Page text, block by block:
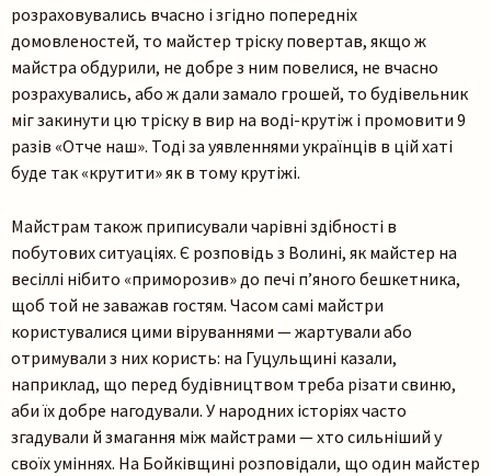
розраховувались вчасно і згідно попередніх
домовленостей, то майстер тріску повертав, якщо ж
майстра обдурили, не добре з ним повелися, не вчасно
розрахувались, або ж дали замало грошей, то будівельник
міг закинути цю тріску в вир на воді-крутіж і промовити 9
разів «Отче наш». Тоді за уявленнями українців в цій хаті
буде так «крутити» як в тому крутіжі.
Майстрам також приписували чарівні здібності в
побутових ситуаціях. Є розповідь з Волині, як майстер на
весіллі нібито «приморозив» до печі п’яного бешкетника,
щоб той не заважав гостям. Часом самі майстри
користувалися цими віруваннями — жартували або
отримували з них користь: на Гуцульщині казали,
наприклад, що перед будівництвом треба різати свиню,
аби їх добре нагодували. У народних історіях часто
згадували й змагання між майстрами — хто сильніший у
своїх уміннях. На Бойківщині розповідали, що один майстер